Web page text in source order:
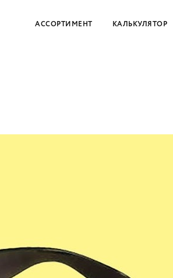
АССОРТИМЕНТ КАЛЬКУЛЯТОР